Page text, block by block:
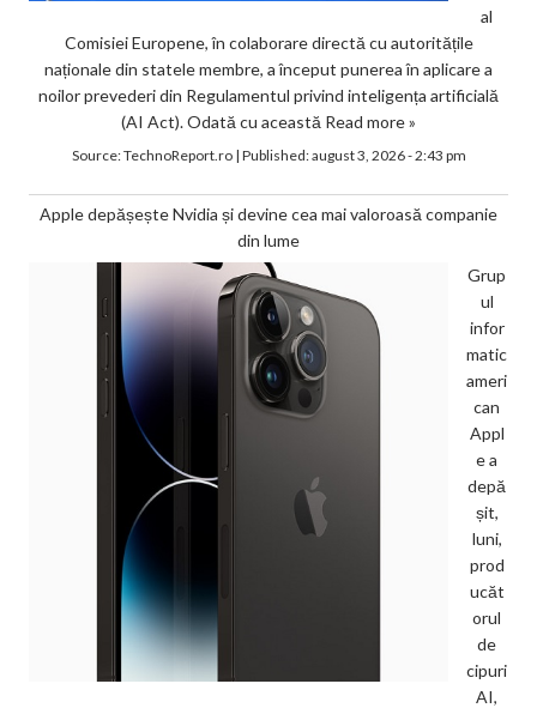
al
Comisiei Europene, în colaborare directă cu autoritățile
naționale din statele membre, a început punerea în aplicare a
noilor prevederi din Regulamentul privind inteligența artificială
(AI Act). Odată cu această Read more »
Source:TechnoReport.ro| Published:august 3, 2026 - 2:43 pm
Apple depășește Nvidia și devine cea mai valoroasă companie
din lume
Grup
ul
infor
matic
ameri
can
Appl
e a
depă
șit,
luni,
prod
ucăt
orul
de
cipuri
AI,